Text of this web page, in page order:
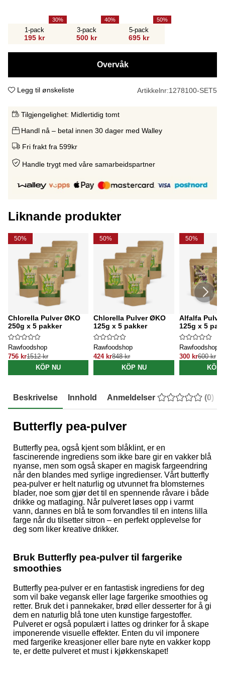
1-pack
195 kr
30
3-pack
500 kr
40
5-pack
695 kr
50
Overvåk
Legg til ønskeliste Artikkelnr:1278100-SET5
Tilgjengelighet: Midlertidig tomt
Handl nå – betal innen 30 dager med Walley
Fri frakt fra 599kr
Handle trygt med våre samarbeidspartner
Liknande produkter
50%
Chlorella Pulver ØKO
250g x 5 pakker
Rawfoodshop
756 kr1512 kr
KÖP NU
50%
Chlorella Pulver ØKO
125g x 5 pakker
Rawfoodshop
424 kr848 kr
KÖP NU
50%
Alfalfa
125g x 5
Rawfoodshop
300 kr600 kr
KÖP
Beskrivelse Innhold Anmeldelser (0)
Butterfly pea-pulver
Butterfly pea, også kjent som blåklint, er en
fascinerende ingrediens som ikke bare gir en vakker blå
nyanse, men som også skaper en magisk fargeendring
når den blandes med syrlige ingredienser. Vårt butterfly
pea-pulver er helt naturlig og utvunnet fra blomsternes
blader, noe som gjør det til en spennende råvare i både
drikke og matlaging. Når pulveret løses opp i varmt
vann, dannes en blå te som forvandles til en intens lilla
farge når du tilsetter sitron – en perfekt opplevelse for
deg som liker kreative drikker.
Bruk Butterfly pea-pulver til fargerike
smoothies
Butterfly pea-pulver er en fantastisk ingrediens for deg
som vil bake vegansk eller lage fargerike smoothies og
retter. Bruk det i pannekaker, brød eller desserter for å gi
dem en naturlig blå tone uten kunstige fargestoffer.
Pulveret er også populært i lattes og drinker for å skape
imponerende visuelle effekter. Enten du vil imponere
med fargerike kreasjoner eller bare nyte en vakker kopp
te, er dette pulveret et must i kjøkkenskapet!